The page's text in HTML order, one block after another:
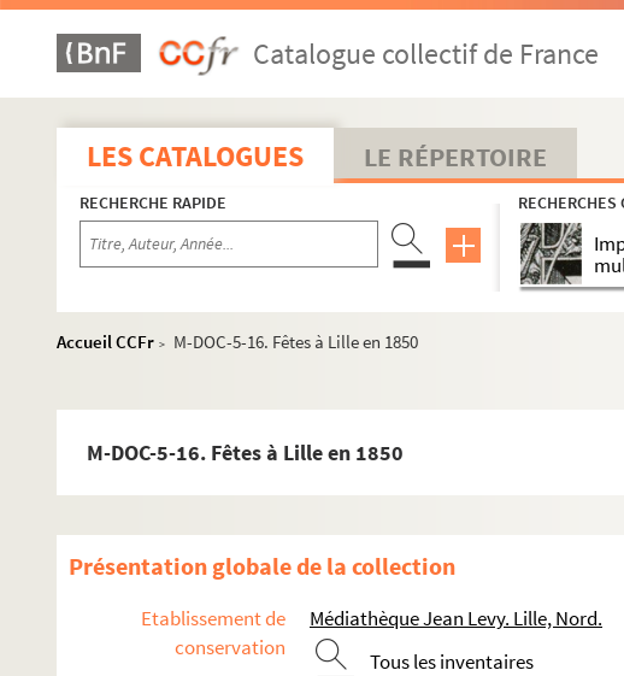
Catalogue collectif de France
LES CATALOGUES LE RÉPERTOIRE
RECHERCHE RAPIDE RECHERCHES
Accueil CCFr >
M-DOC-5-16. Fêtes à Lille en 1850
M-DOC-5-16. Fêtes à Lille en 1850
Présentation globale de la collection
Etablissement de
conservation
Médiathèque Jean Levy. Lille, Nord.
Tous les inventaires
M-BRO. Brochures du fonds Mahieu
M-DOC-2. Ancien régime et République
M-DOC-3. Empire et Restauration
M-DOC-4. Fêtes de Lille (1564-1840)
M-DOC-5. Fêtes de Lille (1841-1869)
M-DOC-5-1. Fête à Lille en 1868 et 1869
M-DOC-5-2. Fête communale à Lille en 1869